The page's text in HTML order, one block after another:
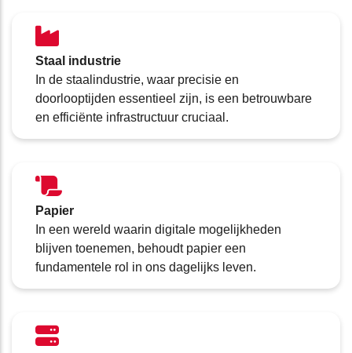
Staal industrie
In de staalindustrie, waar precisie en
doorlooptijden essentieel zijn, is een betrouwbare
en efficiënte infrastructuur cruciaal.
Papier
In een wereld waarin digitale mogelijkheden
blijven toenemen, behoudt papier een
fundamentele rol in ons dagelijks leven.